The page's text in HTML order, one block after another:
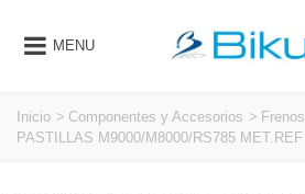
MENU
Inicio > Componentes y Accesorios > Frenos
PASTILLAS M9000/M8000/RS785 MET.REF